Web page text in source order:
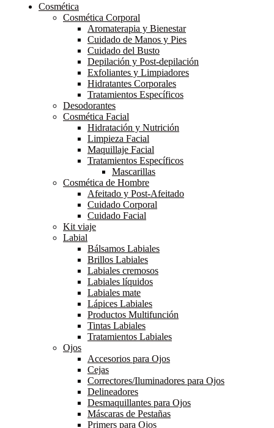
Cosmética
Cosmética Corporal
Aromaterapia y Bienestar
Cuidado de Manos y Pies
Cuidado del Busto
Depilación y Post-depilación
Exfoliantes y Limpiadores
Hidratantes Corporales
Tratamientos Específicos
Desodorantes
Cosmética Facial
Hidratación y Nutrición
Limpieza Facial
Maquillaje Facial
Tratamientos Específicos
Mascarillas
Cosmética de Hombre
Afeitado y Post-Afeitado
Cuidado Corporal
Cuidado Facial
Kit viaje
Labial
Bálsamos Labiales
Brillos Labiales
Labiales cremosos
Labiales líquidos
Labiales mate
Lápices Labiales
Productos Multifunción
Tintas Labiales
Tratamientos Labiales
Ojos
Accesorios para Ojos
Cejas
Correctores/Iluminadores para Ojos
Delineadores
Desmaquillantes para Ojos
Máscaras de Pestañas
Primers para Ojos